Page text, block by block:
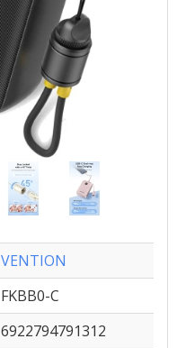
VENTION
FKBB0-C
6922794791312